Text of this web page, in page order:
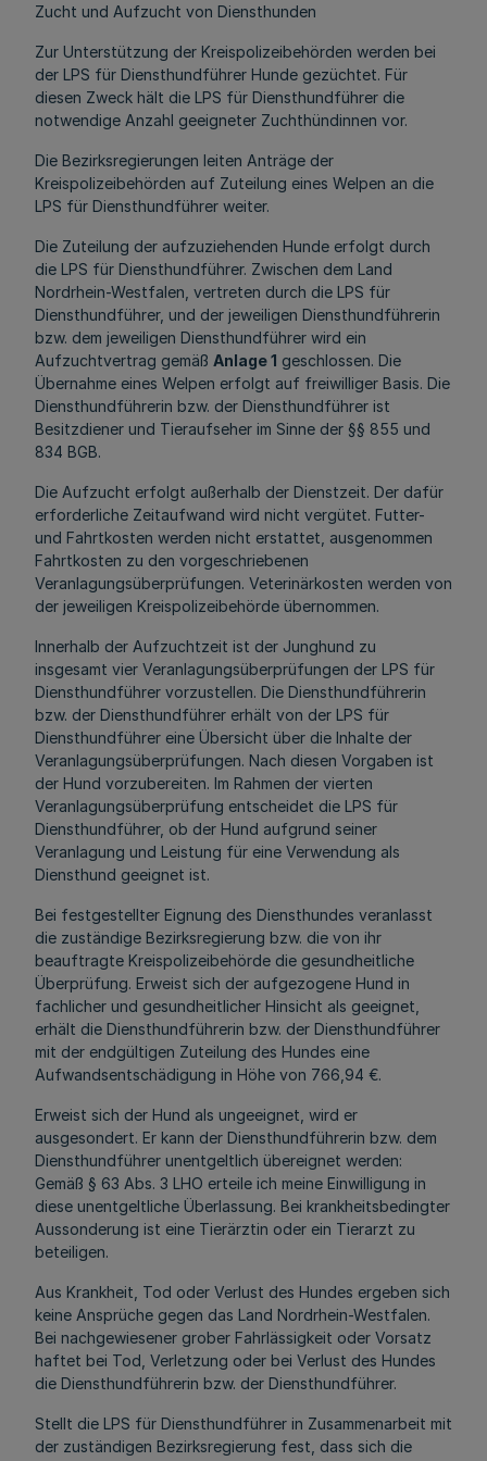
Zucht und Aufzucht von Diensthunden
Zur Unterstützung der Kreispolizeibehörden werden bei
der LPS für Diensthundführer Hunde gezüchtet. Für
diesen Zweck hält die LPS für Diensthundführer die
notwendige Anzahl geeigneter Zuchthündinnen vor.
Die Bezirksregierungen leiten Anträge der
Kreispolizeibehörden auf Zuteilung eines Welpen an die
LPS für Diensthundführer weiter.
Die Zuteilung der aufzuziehenden Hunde erfolgt durch
die LPS für Diensthundführer. Zwischen dem Land
Nordrhein-Westfalen, vertreten durch die LPS für
Diensthundführer, und der jeweiligen Diensthundführerin
bzw. dem jeweiligen Diensthundführer wird ein
Aufzuchtvertrag gemäß Anlage 1 geschlossen. Die
Übernahme eines Welpen erfolgt auf freiwilliger Basis. Die
Diensthundführerin bzw. der Diensthundführer ist
Besitzdiener und Tieraufseher im Sinne der §§ 855 und
834 BGB.
Die Aufzucht erfolgt außerhalb der Dienstzeit. Der dafür
erforderliche Zeitaufwand wird nicht vergütet. Futter-
und Fahrtkosten werden nicht erstattet, ausgenommen
Fahrtkosten zu den vorgeschriebenen
Veranlagungsüberprüfungen. Veterinärkosten werden von
der jeweiligen Kreispolizeibehörde übernommen.
Innerhalb der Aufzuchtzeit ist der Junghund zu
insgesamt vier Veranlagungsüberprüfungen der LPS für
Diensthundführer vorzustellen. Die Diensthundführerin
bzw. der Diensthundführer erhält von der LPS für
Diensthundführer eine Übersicht über die Inhalte der
Veranlagungsüberprüfungen. Nach diesen Vorgaben ist
der Hund vorzubereiten. Im Rahmen der vierten
Veranlagungsüberprüfung entscheidet die LPS für
Diensthundführer, ob der Hund aufgrund seiner
Veranlagung und Leistung für eine Verwendung als
Diensthund geeignet ist.
Bei festgestellter Eignung des Diensthundes veranlasst
die zuständige Bezirksregierung bzw. die von ihr
beauftragte Kreispolizeibehörde die gesundheitliche
Überprüfung. Erweist sich der aufgezogene Hund in
fachlicher und gesundheitlicher Hinsicht als geeignet,
erhält die Diensthundführerin bzw. der Diensthundführer
mit der endgültigen Zuteilung des Hundes eine
Aufwandsentschädigung in Höhe von 766,94 €.
Erweist sich der Hund als ungeeignet, wird er
ausgesondert. Er kann der Diensthundführerin bzw. dem
Diensthundführer unentgeltlich übereignet werden:
Gemäß § 63 Abs. 3 LHO erteile ich meine Einwilligung in
diese unentgeltliche Überlassung. Bei krankheitsbedingter
Aussonderung ist eine Tierärztin oder ein Tierarzt zu
beteiligen.
Aus Krankheit, Tod oder Verlust des Hundes ergeben sich
keine Ansprüche gegen das Land Nordrhein-Westfalen.
Bei nachgewiesener grober Fahrlässigkeit oder Vorsatz
haftet bei Tod, Verletzung oder bei Verlust des Hundes
die Diensthundführerin bzw. der Diensthundführer.
Stellt die LPS für Diensthundführer in Zusammenarbeit mit
der zuständigen Bezirksregierung fest, dass sich die